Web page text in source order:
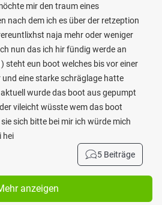
mir den traum eines
nach dem ich es über der retzeption
naja mehr oder weniger
nun das ich hir fündig werde an
steht eun boot welches bis vor einer
eine starke schräglage hatte
wurde das boot aus gepumpt
vileicht wüsste wem das boot
sich bitte bei mir ich würde mich
hei
5 Beiträge
anzeigen